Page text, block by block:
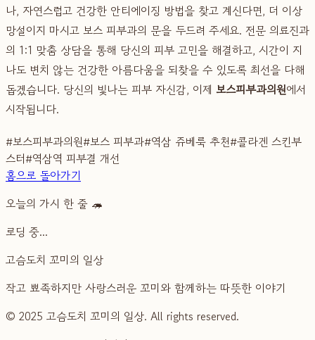
나, 자연스럽고 건강한 안티에이징 방법을 찾고 계신다면, 더 이상
망설이지 마시고 보스 피부과의 문을 두드려 주세요. 전문 의료진과
의 1:1 맞춤 상담을 통해 당신의 피부 고민을 해결하고, 시간이 지
나도 변치 않는 건강한 아름다움을 되찾을 수 있도록 최선을 다해
돕겠습니다. 당신의 빛나는 피부 자신감, 이제 보스피부과의원에서
시작됩니다.
#보스피부과의원#보스 피부과#역삼 쥬베룩 추천#콜라겐 스킨부
스터#역삼역 피부결 개선
홈으로 돌아가기
오늘의 가시 한 줄 🦔
로딩 중...
고슴도치 꼬미의 일상
작고 뾰족하지만 사랑스러운 꼬미와 함께하는 따뜻한 이야기
© 2025 고슴도치 꼬미의 일상. All rights reserved.